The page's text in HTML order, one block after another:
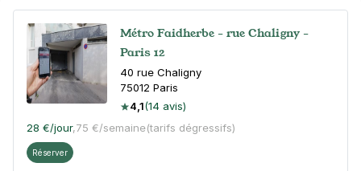
Métro Faidherbe - rue Chaligny -
Paris 12
40 rue Chaligny
75012 Paris
4,1(14 avis)
28 €/jour,75 €/semaine(tarifs dégressifs)
Réserver